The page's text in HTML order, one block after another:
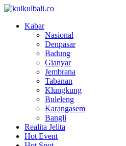
Kabar
Nasional
Denpasar
Badung
Gianyar
Jembrana
Tabanan
Klungkung
Buleleng
Karangasem
Bangli
Realita Jelita
Hot Event